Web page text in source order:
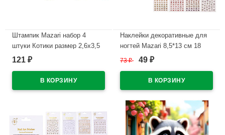
Штампик Mazari набор 4
штуки Котики размер 2,6х3,5
см арт.M-20738
121 ₽
Наклейки декоративные для
ногтей Mazari 8,5*13 см 18
дизайнов ассортимент арт.M-
73₽ 49 ₽